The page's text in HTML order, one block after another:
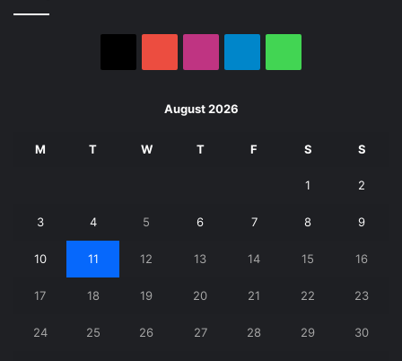
August 2026
M T W T F S S
1 2
3 4 5 6 7 8 9
10 11 12 13 14 15 16
17 18 19 20 21 22 23
24 25 26 27 28 29 30